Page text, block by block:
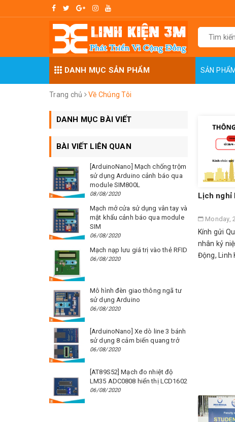
DANH MỤC SẢN PHẨM SẢN
Trang chủ Về Chúng Tôi
Lịch nghỉ
Monday,
Kính gửi
nhân kỷ
Động, Linh
DANH MỤC BÀI VIẾT
BÀI VIẾT LIÊN QUAN
[ArduinoNano] Mạch chống trộm
sử dụng Arduino cảnh báo qua
module SIM800L
08/08/2020
Mạch mở cửa sử dụng vân tay và
mật khẩu cảnh báo qua module
SIM
06/08/2020
Mạch nạp lưu giá trị vào thẻ RFID
06/08/2020
Mô hình đèn giao thông ngã tư
sử dụng Arduino
06/08/2020
[ArduinoNano] Xe dò line 3 bánh
sử dụng 8 cảm biến quang trở
06/08/2020
[AT89S52] Mạch đo nhiệt độ
LM35 ADC0808 hiển thị LCD1602
06/08/2020